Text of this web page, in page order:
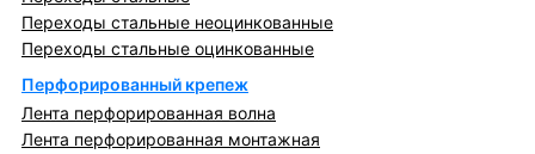
Переходы стальные неоцинкованные
Переходы стальные оцинкованные
Перфорированный крепеж
Лента перфорированная волна
Лента перфорированная монтажная